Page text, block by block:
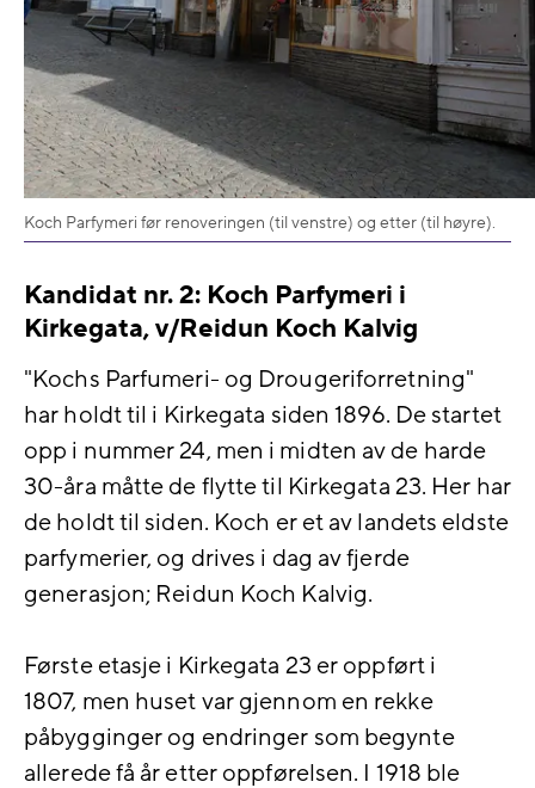
Koch Parfymeri før renoveringen (til venstre) og etter (til høyre).
Kandidat nr. 2: Koch Parfymeri i
Kirkegata, v/Reidun Koch Kalvig
"Kochs Parfumeri- og Drougeriforretning"
har holdt til i Kirkegata siden 1896. De startet
opp i nummer 24, men i midten av de harde
30-åra måtte de flytte til Kirkegata 23. Her har
de holdt til siden. Koch er et av landets eldste
parfymerier, og drives i dag av fjerde
generasjon; Reidun Koch Kalvig.
Første etasje i Kirkegata 23 er oppført i
1807, men huset var gjennom en rekke
påbygginger og endringer som begynte
allerede få år etter oppførelsen. I 1918 ble